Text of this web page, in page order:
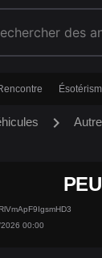
chevron_right
00:00